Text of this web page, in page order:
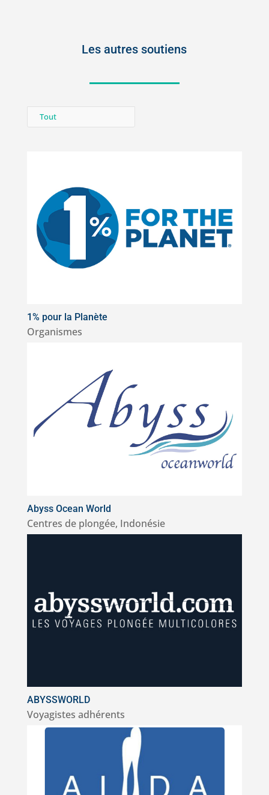
Les autres soutiens
Tout
1% pour la Planète
Organismes
Abyss Ocean World
Centres de plongée, Indonésie
ABYSSWORLD
Voyagistes adhérents